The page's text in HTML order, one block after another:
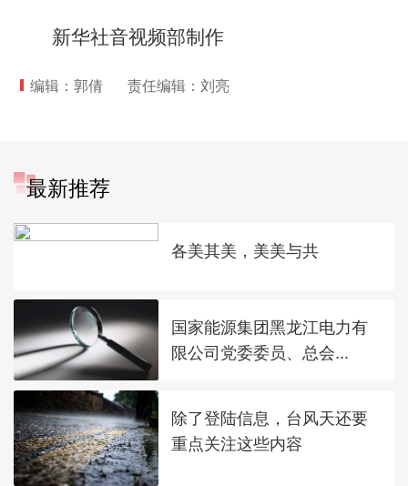
新华社音视频部制作
编辑：郭倩 责任编辑：刘亮
最新推荐
各美其美，美美与共
国家能源集团黑龙江电力有
限公司党委委员、总会...
除了登陆信息，台风天还要
重点关注这些内容